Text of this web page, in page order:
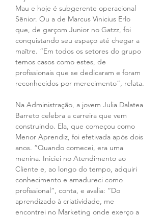
Mau e hoje é subgerente operacional
Sênior. Ou a de Marcus Vinicius Erlo
que, de garçom Junior no Gatzz, foi
conquistando seu espaço até chegar a
maître. “Em todos os setores do grupo
temos casos como estes, de
profissionais que se dedicaram e foram
reconhecidos por merecimento”, relata.
Na Administração, a jovem Julia Dalatea
Barreto celebra a carreira que vem
construindo. Ela, que começou como
Menor Aprendiz, foi efetivada após dois
anos. “Quando comecei, era uma
menina. Iniciei no Atendimento ao
Cliente e, ao longo do tempo, adquiri
conhecimento e amadureci como
profissional”, conta, e avalia: “Do
aprendizado à criatividade, me
encontrei no Marketing onde exerço a